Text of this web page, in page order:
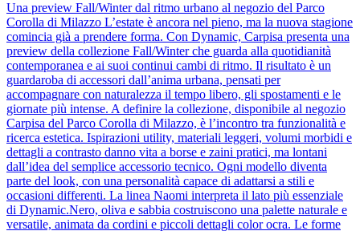
Una preview Fall/Winter dal ritmo urbano al negozio del Parco
Corolla di Milazzo L’estate è ancora nel pieno, ma la nuova stagione
comincia già a prendere forma. Con Dynamic, Carpisa presenta una
preview della collezione Fall/Winter che guarda alla quotidianità
contemporanea e ai suoi continui cambi di ritmo. Il risultato è un
guardaroba di accessori dall’anima urbana, pensati per
accompagnare con naturalezza il tempo libero, gli spostamenti e le
giornate più intense. A definire la collezione, disponibile al negozio
Carpisa del Parco Corolla di Milazzo, è l’incontro tra funzionalità e
ricerca estetica. Ispirazioni utility, materiali leggeri, volumi morbidi e
dettagli a contrasto danno vita a borse e zaini pratici, ma lontani
dall’idea del semplice accessorio tecnico. Ogni modello diventa
parte del look, con una personalità capace di adattarsi a stili e
occasioni differenti. La linea Naomi interpreta il lato più essenziale
di Dynamic.Nero, oliva e sabbia costruiscono una palette naturale e
versatile, animata da cordini e piccoli dettagli color ocra. Le forme